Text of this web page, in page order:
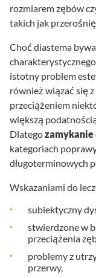
rozmiarem zębów
takich jak
Choć diastema
istotny problem
również wiązać się
przeciążeniem
większą
Dlategozamykanie
kategoriach
długoterminowych
Wskazaniami do
subiektyczny
stwierdzone w
przeciążenia
problemy z
przerwy,